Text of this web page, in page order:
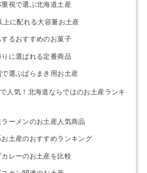
重視で選ぶ北海道土産
上に配れる大容量お土産
するおすすめのお菓子
りに選ばれる定番商品
選ぶばらまき用お土産
人気！北海道ならではのお土産ランキ
ーメンのお土産人気商品
土産のおすすめランキング
カレーのお土産を比較